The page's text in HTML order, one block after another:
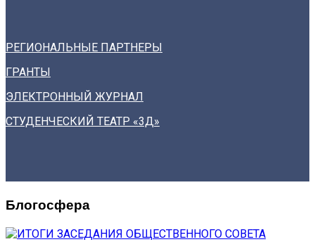
РЕГИОНАЛЬНЫЕ ПАРТНЕРЫ
ГРАНТЫ
ЭЛЕКТРОННЫЙ ЖУРНАЛ
СТУДЕНЧЕСКИЙ ТЕАТР «3Д»
Блогосфера